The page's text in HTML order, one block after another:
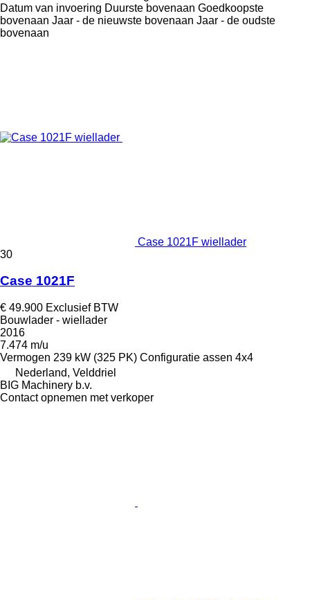
Datum van invoering Duurste bovenaan Goedkoopste
bovenaan Jaar - de nieuwste bovenaan Jaar - de oudste
bovenaan
Case 1021F wiellader
30
Case 1021F
€ 49.900 Exclusief BTW
Bouwlader - wiellader
2016
7.474 m/u
Vermogen 239 kW (325 PK) Configuratie assen 4x4
Nederland, Velddriel
BIG Machinery b.v.
Contact opnemen met verkoper